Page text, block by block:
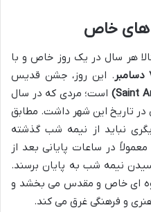
های خاص
هر سال در یک روز خاص و با
. این روز، جشن قدیس
است؛ مردی که در سال
در تاریخ این شهر داشت. مطابق
نباید از نیمه شب گذشته
در ساعات پایانی بعد از
نیمه شب به پایان برسند.
ای خاص و مقدس می بخشد و
و فرهنگی غرق می کند.